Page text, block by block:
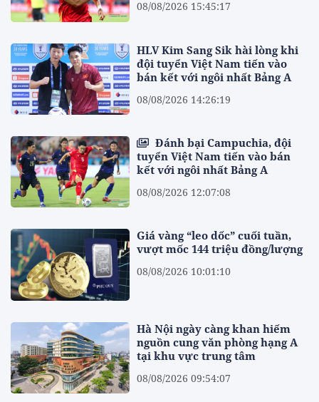
08/08/2026 15:45:17
HLV Kim Sang Sik hài lòng khi
đội tuyển Việt Nam tiến vào
bán kết với ngôi nhất Bảng A
08/08/2026 14:26:19
Đánh bại Campuchia, đội
tuyển Việt Nam tiến vào bán
kết với ngôi nhất Bảng A
08/08/2026 12:07:08
Giá vàng “leo dốc” cuối tuần,
vượt mốc 144 triệu đồng/lượng
08/08/2026 10:01:10
Hà Nội ngày càng khan hiếm
nguồn cung văn phòng hạng A
tại khu vực trung tâm
08/08/2026 09:54:07